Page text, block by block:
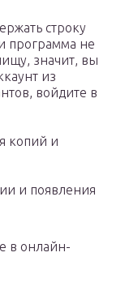
строку
программа не
значит, вы
из
войдите в
копий и
и появления
в онлайн-